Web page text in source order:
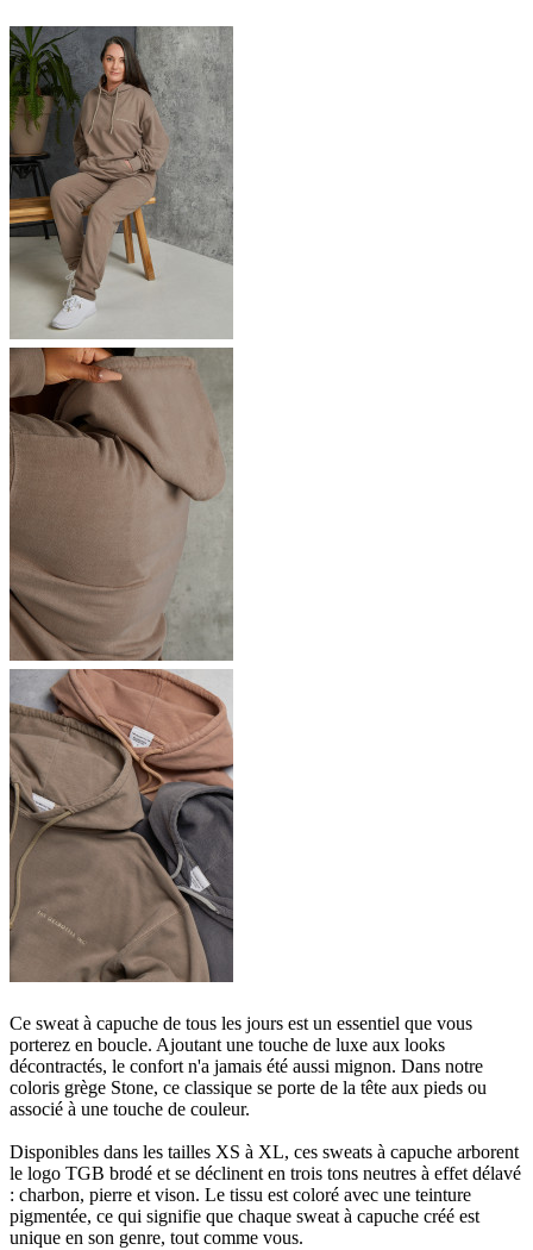
Ce sweat à capuche de tous les jours est un essentiel que vous
porterez en boucle. Ajoutant une touche de luxe aux looks
décontractés, le confort n'a jamais été aussi mignon. Dans notre
coloris grège Stone, ce classique se porte de la tête aux pieds ou
associé à une touche de couleur.
Disponibles dans les tailles XS à XL, ces sweats à capuche arborent
le logo TGB brodé et se déclinent en trois tons neutres à effet délavé
: charbon, pierre et vison. Le tissu est coloré avec une teinture
pigmentée, ce qui signifie que chaque sweat à capuche créé est
unique en son genre, tout comme vous.​